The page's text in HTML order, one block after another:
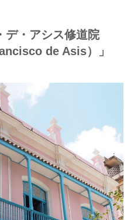
デ・アシス修道院
de Asis）」